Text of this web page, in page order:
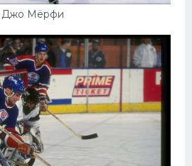
Джо Мёрфи